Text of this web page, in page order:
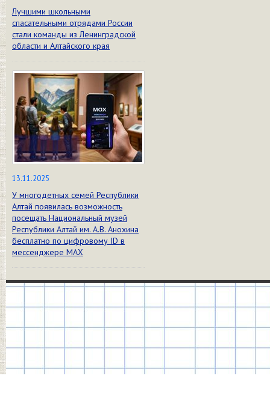
Лучшими школьными
спасательными отрядами России
стали команды из Ленинградской
области и Алтайского края
13.11.2025
У многодетных семей Республики
Алтай появилась возможность
посещать Национальный музей
Республики Алтай им. А.В. Анохина
бесплатно по цифровому ID в
мессенджере МАХ